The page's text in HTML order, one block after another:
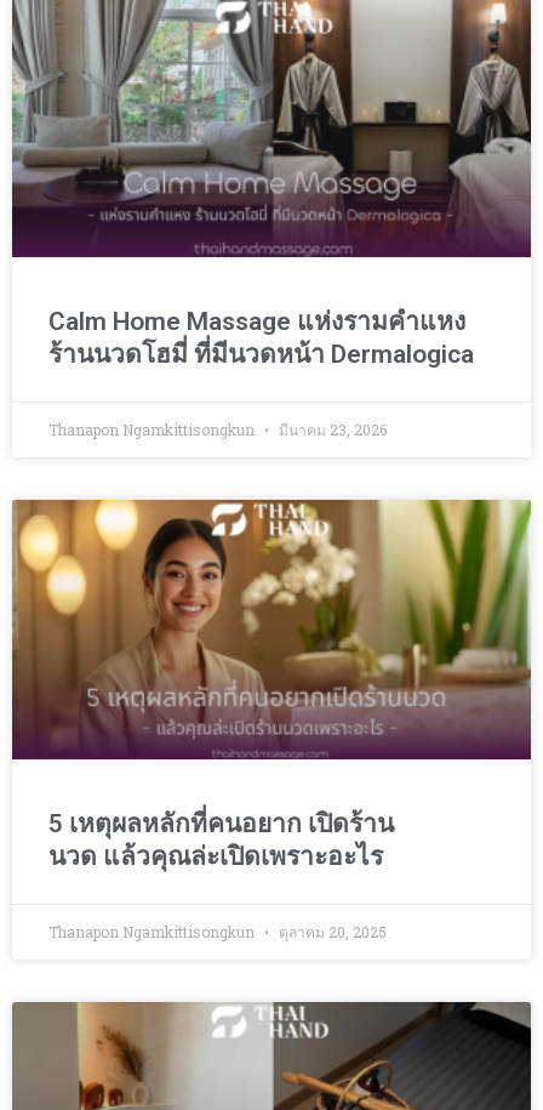
Calm Home Massage แห่งรามคำแหง
ร้านนวดโฮมี่ ที่มีนวดหน้า Dermalogica
Thanapon Ngamkittisongkun มีนาคม 23, 2026
5 เหตุผลหลักที่คนอยาก เปิดร้าน
นวด แล้วคุณล่ะเปิดเพราะอะไร
Thanapon Ngamkittisongkun ตุลาคม 20, 2025